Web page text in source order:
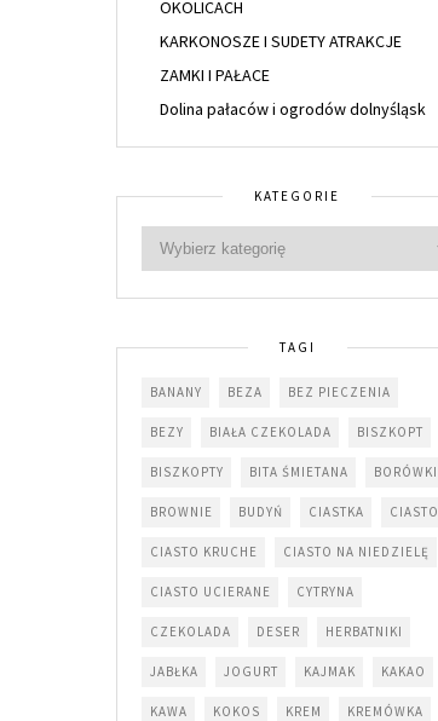
OKOLICACH
KARKONOSZE I SUDETY ATRAKCJE
ZAMKI I PAŁACE
Dolina pałaców i ogrodów dolnyśląsk
KATEGORIE
TAGI
BANANY BEZA BEZ PIECZENIA
BEZY BIAŁA CZEKOLADA BISZKOPT
BISZKOPTY BITA ŚMIETANA BORÓWKI
BROWNIE BUDYŃ CIASTKA CIASTO
CIASTO KRUCHE CIASTO NA NIEDZIELĘ
CIASTO UCIERANE CYTRYNA
CZEKOLADA DESER HERBATNIKI
JABŁKA JOGURT KAJMAK KAKAO
KAWA KOKOS KREM KREMÓWKA